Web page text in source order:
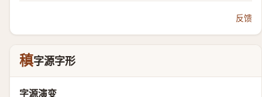
反馈
稹字源字形
字源演变